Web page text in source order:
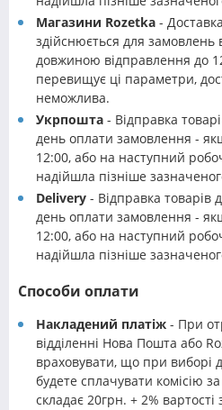
Магазини Rozetka -
здійснюється для замовлень
довжиною відправлення до
перевищує ці параметри,
неможлива.
Укрпошта - Відправка
день оплати замовлення -
12:00, або на наступний
надійшла пізніше
Delivery - Відправка товарів
день оплати замовлення -
12:00, або на наступний
надійшла пізніше
Способи оплати
Накладений платіж - При
відділенні Нова Пошта або
враховувати, що при виборі
будете сплачувати комісію
складає 20грн. + 2%